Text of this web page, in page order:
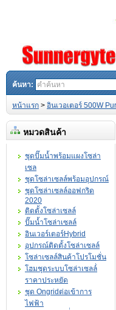
ค้นหา:
หน้าแรก > อินเวอเตอร์ 500W
หมวดสินค้า
ชุดปั๊มน้ำพร้อมแผงโซล่า
เซล
ชุดโซล่าเซลล์พร้อมอุปกรณ์
ชุดโซล่าเซลล์ออฟกริด
2020
ติดตั้งโซล่าเซลล์
ปั๊มน้ำโซล่าเซลล์
อินเวอร์เตอร์Hybrid
อุปกรณ์ติดตั้งโซล่าเซลล์
โซล่าเซลล์สินค้าโปรโมชั่น
โฮมชุดระบบโซล่าเซลล์่
ราคาประหยัด
ชุด Ongridต่อเข้าการ
ไฟฟ้า